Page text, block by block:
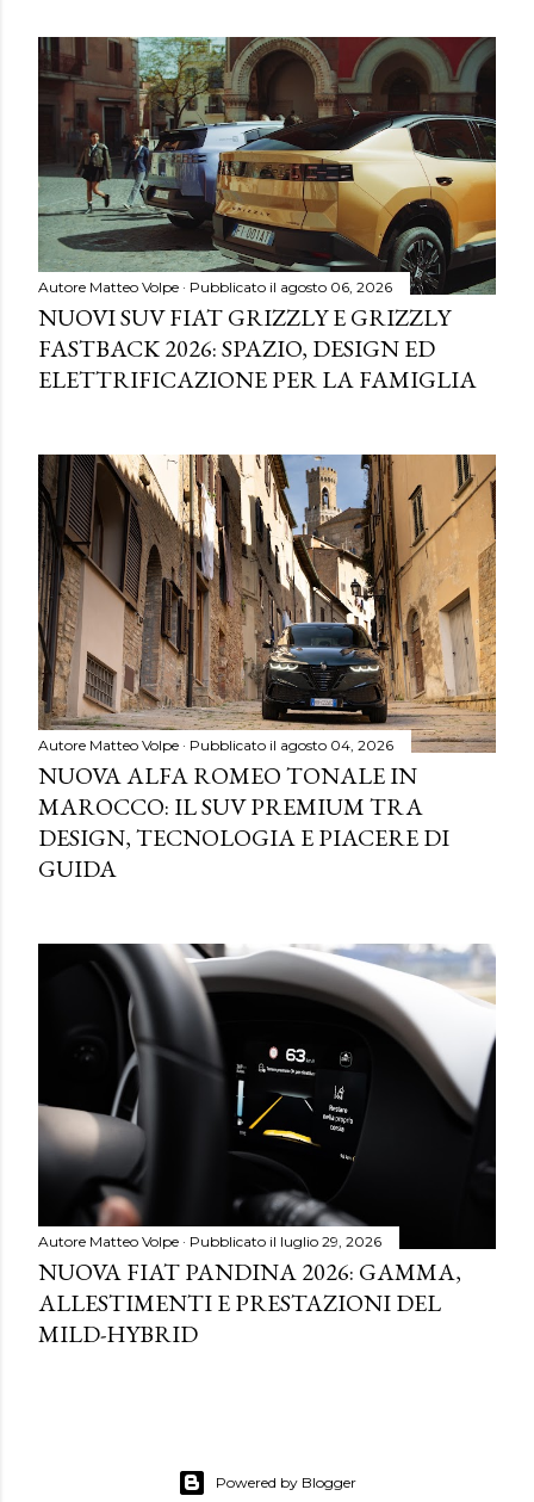
Autore Matteo Volpe Pubblicato il agosto 06, 2026
NUOVI SUV FIAT GRIZZLY E GRIZZLY
FASTBACK 2026: SPAZIO, DESIGN ED
ELETTRIFICAZIONE PER LA FAMIGLIA
Autore Matteo Volpe Pubblicato il agosto 04, 2026
NUOVA ALFA ROMEO TONALE IN
MAROCCO: IL SUV PREMIUM TRA
DESIGN, TECNOLOGIA E PIACERE DI
GUIDA
Autore Matteo Volpe Pubblicato il luglio 29, 2026
NUOVA FIAT PANDINA 2026: GAMMA,
ALLESTIMENTI E PRESTAZIONI DEL
MILD-HYBRID
Powered by Blogger